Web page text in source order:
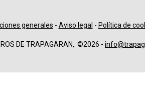
generales - Aviso legal - Política de
DE TRAPAGARAN,. ©2026 -